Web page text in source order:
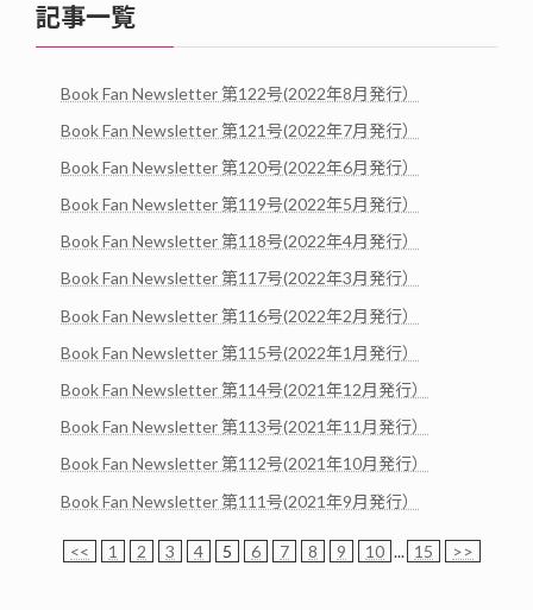
記事一覧
Book Fan Newsletter 第122号(2022年8月発行）
Book Fan Newsletter 第121号(2022年7月発行）
Book Fan Newsletter 第120号(2022年6月発行）
Book Fan Newsletter 第119号(2022年5月発行）
Book Fan Newsletter 第118号(2022年4月発行）
Book Fan Newsletter 第117号(2022年3月発行）
Book Fan Newsletter 第116号(2022年2月発行）
Book Fan Newsletter 第115号(2022年1月発行）
Book Fan Newsletter 第114号(2021年12月発行）
Book Fan Newsletter 第113号(2021年11月発行）
Book Fan Newsletter 第112号(2021年10月発行）
Book Fan Newsletter 第111号(2021年9月発行）
<< 1 2 3 4 5 6 7 8 9 10 ... 15 >>